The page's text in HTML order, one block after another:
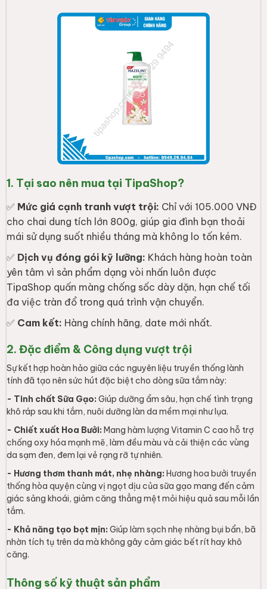
1. Tại sao nên mua tại TipaShop?
✅ Mức giá cạnh tranh vượt trội: Chỉ với 105.000 VNĐ
cho chai dung tích lớn 800g, giúp gia đình bạn thoải
mái sử dụng suốt nhiều tháng mà không lo tốn kém.
✅ Dịch vụ đóng gói kỹ lưỡng: Khách hàng hoàn toàn
yên tâm vì sản phẩm dạng vòi nhấn luôn được
TipaShop quấn màng chống sốc dày dặn, hạn chế tối
đa việc tràn đổ trong quá trình vận chuyển.
✅ Cam kết: Hàng chính hãng, date mới nhất.
2. Đặc điểm & Công dụng vượt trội
Sự kết hợp hoàn hảo giữa các nguyên liệu truyền thống lành
tính đã tạo nên sức hút đặc biệt cho dòng sữa tắm này:
- Tinh chất Sữa Gạo: Giúp dưỡng ẩm sâu, hạn chế tình trạng
khô ráp sau khi tắm, nuôi dưỡng làn da mềm mại như lụa.
- Chiết xuất Hoa Bưởi: Mang hàm lượng Vitamin C cao hỗ trợ
chống oxy hóa mạnh mẽ, làm đều màu và cải thiện các vùng
da sạm đen, đem lại vẻ rạng rỡ tự nhiên.
- Hương thơm thanh mát, nhẹ nhàng: Hương hoa bưởi truyền
thống hòa quyện cùng vị ngọt dịu của sữa gạo mang đến cảm
giác sảng khoái, giảm căng thẳng mệt mỏi hiệu quả sau mỗi lần
tắm.
- Khả năng tạo bọt mịn: Giúp làm sạch nhẹ nhàng bụi bẩn, bã
nhờn tích tụ trên da mà không gây cảm giác bết rít hay khô
căng.
Thông số kỹ thuật sản phẩm